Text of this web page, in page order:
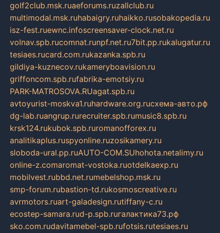
golf2club.msk.ruaeforums.ruzallclub.ru
multimodal.msk.ruhabaigry.ruhaikko.rusobakopedia.ru
isz-fest.ruewnc.infoscreensaver-clock.net.ru
volnav.spb.rucomnat.runpf.net.ru7bit.pp.rukalugatur.ru
tesiaes.rucard.com.rukazanka.spb.ru
gildiya-kuznecov.rukameryboavision.ru
griffoncom.spb.rufabrika-emotsiy.ru
PARK-MATROSOVA.RUagat.spb.ru
avtoyurist-moskva1.ruhardware.org.ruсхема-авто.рф
dg-lab.ruangrup.rurecruiter.spb.rumusic8.spb.ru
krsk124.rukubok.spb.ruromanofforex.ru
analitikaplus.ruspyonline.ruzosikamery.ru
sloboda-ural.pp.ruAUTO-COM.SUhohota.netalimy.ru
online-z.comaromat-vostoka.ruotdelkaexp.ru
mobilvest.rubbd.net.rumebelshop.msk.ru
smp-forum.rubastion-td.rukosmoscreative.ru
avrmotors.ruart-galadesign.rutiffany-c.ru
ecostep-samara.rud-p.spb.ruгалактика73.рф
sko.com.rudavitamebel-spb.rufotsis.rutesiaes.ru